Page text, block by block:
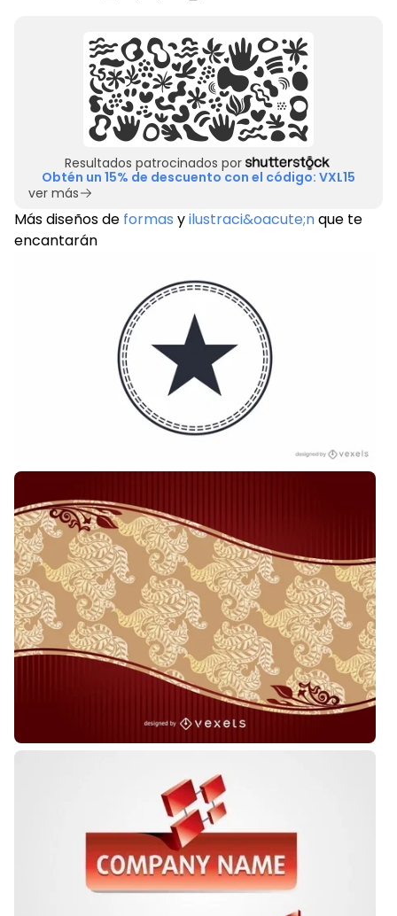
Resultados patrocinados por
Obtén un 15% de descuento con el código: VXL15
ver más
Más diseños de formas yilustraci&oacute;nque te
encantarán